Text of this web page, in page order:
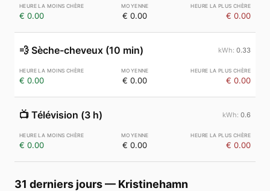
€ 0.00 € 0.00 € 0.00
💨 Sèche-cheveux (10 min) 0.33
€ 0.00 € 0.00 € 0.00
📺 Télévision (3 h) 0.6
€ 0.00 € 0.00 € 0.00
31 derniers jours— Kristinehamn